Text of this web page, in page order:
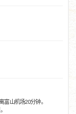
富山机场20分钟。